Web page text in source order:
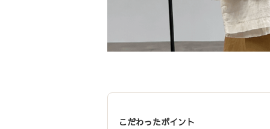
こだわったポイント